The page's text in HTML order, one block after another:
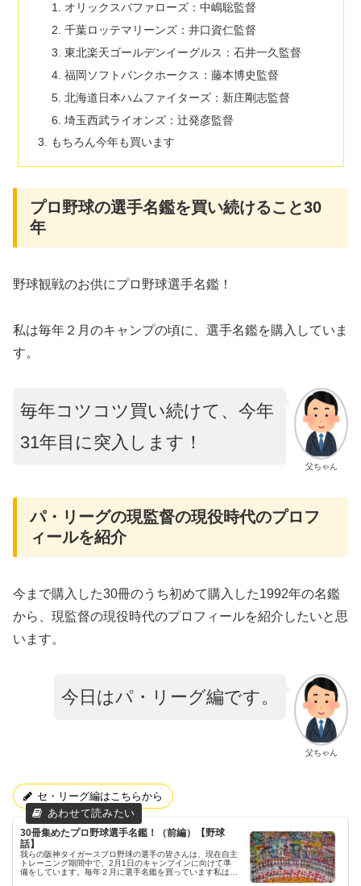
オリックスバファローズ：中嶋聡監督
千葉ロッテマリーンズ：井口資仁監督
東北楽天ゴールデンイーグルス：石井一久監督
福岡ソフトバンクホークス：藤本博史監督
北海道日本ハムファイターズ：新庄剛志監督
埼玉西武ライオンズ：辻発彦監督
もちろん今年も買います
プロ野球の選手名鑑を買い続けること30
年
野球観戦のお供にプロ野球選手名鑑！
私は毎年２月のキャンプの頃に、選手名鑑を購入していま
す。
父ちゃん
毎年コツコツ買い続けて、今年
31年目に突入します！
パ・リーグの現監督の現役時代のプロフ
ィールを紹介
今まで購入した30冊のうち初めて購入した1992年の名鑑
から、現監督の現役時代のプロフィールを紹介したいと思
います。
父ちゃん
今日はパ・リーグ編です。
セ・リーグ編はこちらから
30冊集めたプロ野球選手名鑑！（前編）【野球
話】
我らの阪神タイガースプロ野球の選手の皆さんは、現在自主
トレーニング期間中で、2月1日のキャンプインに向けて準
備をしています。毎年２月に選手名鑑を買っています私は、